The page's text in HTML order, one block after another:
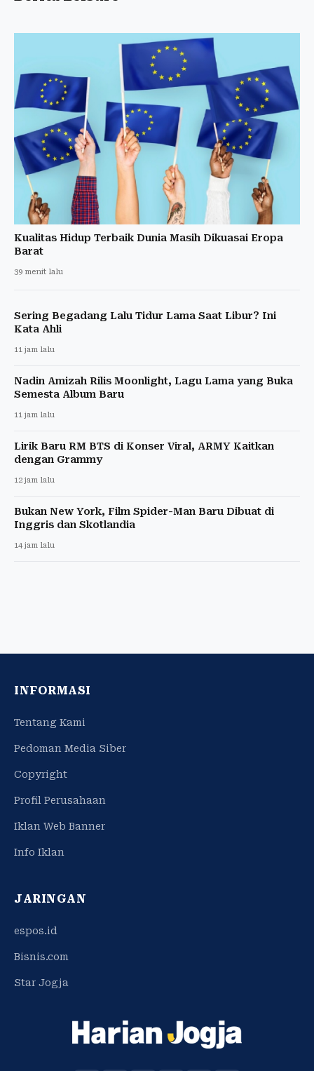
Kualitas Hidup Terbaik Dunia Masih Dikuasai Eropa
Barat
39 menit lalu
Sering Begadang Lalu Tidur Lama Saat Libur? Ini
Kata Ahli
11 jam lalu
Nadin Amizah Rilis Moonlight, Lagu Lama yang Buka
Semesta Album Baru
11 jam lalu
Lirik Baru RM BTS di Konser Viral, ARMY Kaitkan
dengan Grammy
12 jam lalu
Bukan New York, Film Spider-Man Baru Dibuat di
Inggris dan Skotlandia
14 jam lalu
INFORMASI
Tentang Kami
Pedoman Media Siber
Copyright
Profil Perusahaan
Iklan Web Banner
Info Iklan
JARINGAN
espos.id
Bisnis.com
Star Jogja